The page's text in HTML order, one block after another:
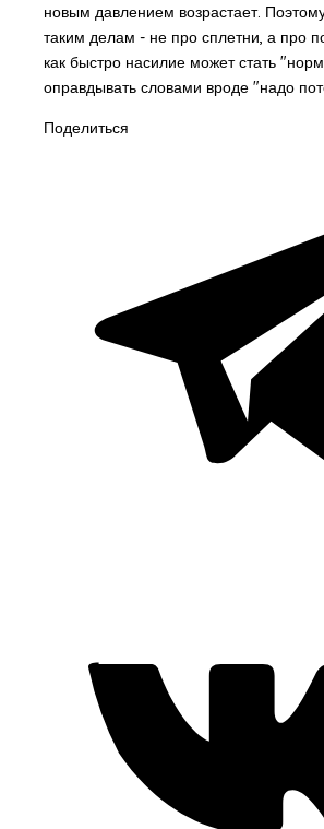
новым давлением возрастает.
таким делам - не про сплетни, а про
как быстро насилие может стать
оправдывать словами вроде "надо
Поделиться